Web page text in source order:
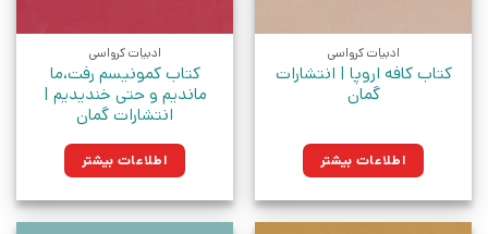
ادبیات کرواسی
کتاب کافه اروپا | انتشارات
گمان
اطلاعات بیشتر
ادبیات کرواسی
کتاب کمونیسم رفت،ما
ماندیم و حتی خندیدیم |
انتشارات گمان
اطلاعات بیشتر